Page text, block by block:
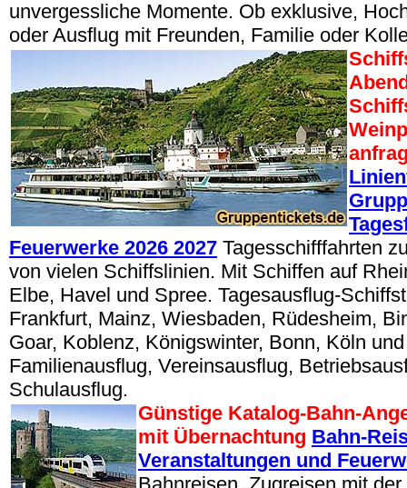
unvergessliche Momente. Ob exklusive,
oder Ausflug mit Freunden, Familie oder
Feuerwerke 2026 2027 Tagesschifffahrten
von vielen Schiffslinien. Mit Schiffen auf
Elbe, Havel und Spree. Tagesausflug-
Frankfurt, Mainz, Wiesbaden, Rüdesheim,
Goar, Koblenz, Königswinter, Bonn, Köln
Familienausflug, Vereinsausflug,
Schulausflug.
Günstige Katalog-Bahn-
mit Übernachtung Bahn-
Veranstaltungen und